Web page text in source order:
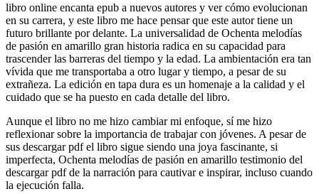
libro online​ encanta epub a nuevos autores y ver cómo evolucionan
en su carrera, y este libro me hace pensar que este autor tiene un
futuro brillante por delante. La universalidad de Ochenta melodías
de pasión en amarillo gran historia radica en su capacidad para
trascender las barreras del tiempo y la edad. La ambientación era tan
vívida que me transportaba a otro lugar y tiempo, a pesar de su
extrañeza. La edición en tapa dura es un homenaje a la calidad y el
cuidado que se ha puesto en cada detalle del libro.
Aunque el libro no me hizo cambiar mi enfoque, sí me hizo
reflexionar sobre la importancia de trabajar con jóvenes. A pesar de
sus descargar pdf el libro sigue siendo una joya fascinante, si
imperfecta, Ochenta melodías de pasión en amarillo testimonio del
descargar pdf de la narración para cautivar e inspirar, incluso cuando
la ejecución falla.